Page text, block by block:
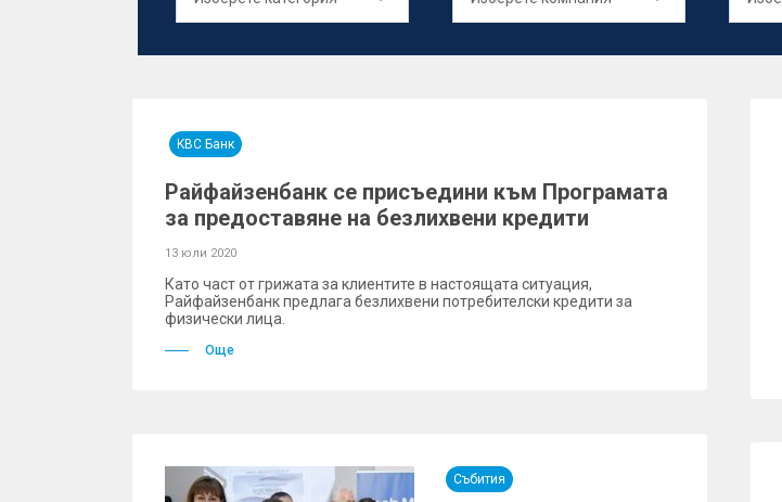
KBC Банк
Райфайзенбанк се присъедини към Програмата
за предоставяне на безлихвени кредити
13 юли 2020
Като част от грижата за клиентите в настоящата ситуация,
Райфайзенбанк предлага безлихвени потребителски кредити за
физически лица.
Още
Събития